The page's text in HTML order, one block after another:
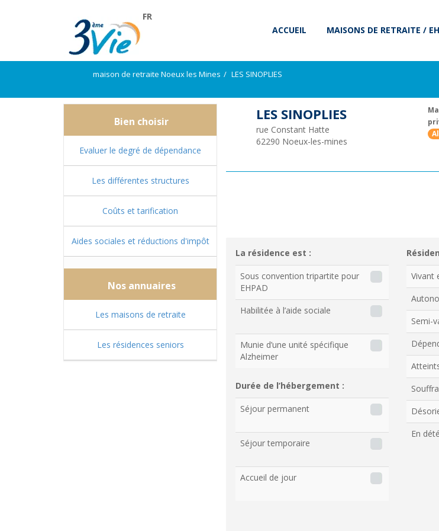
FR
ACCUEIL
MAISONS DE RETRAITE /
maison de retraite Noeux les Mines LES SINOPLIES
Bien choisir
Evaluer le degré de dépendance
Les différentes structures
Coûts et tarification
Aides sociales et réductions d'impôt
Nos annuaires
Les maisons de retraite
Les résidences seniors
LES SINOPLIES
rue Constant Hatte
62290 Noeux-les-mines
La résidence est :
Sous convention tripartite pour
EHPAD
Habilitée à l’aide sociale
Munie d’une unité spécifique
Alzheimer
Durée de l’hébergement :
Séjour permanent
Séjour temporaire
Accueil de jour
Vivant
Semi-
En